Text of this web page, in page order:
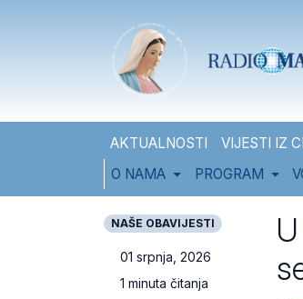
AKTUALNOSTI VIJESTI IZ
O NAMA
PROGRAM
NAŠE OBAVIJESTI
01 srpnja, 2026
1 minuta čitanja